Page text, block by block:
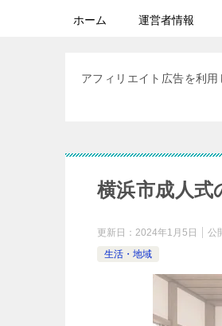
ホーム 運営者情報
アフィリエイト広告を利用
横浜市成人式
更新日： 2024年1月5日 公
生活・地域